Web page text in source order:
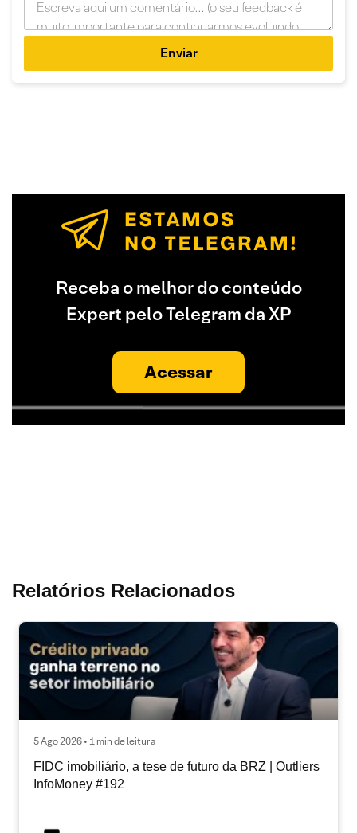
Enviar
Receba o melhor do conteúdo
Expert pelo Telegram da XP
Acessar
Relatórios Relacionados
5 Ago 2026 • 1 min de leitura
FIDC imobiliário, a tese de futuro da BRZ | Outliers
InfoMoney #192